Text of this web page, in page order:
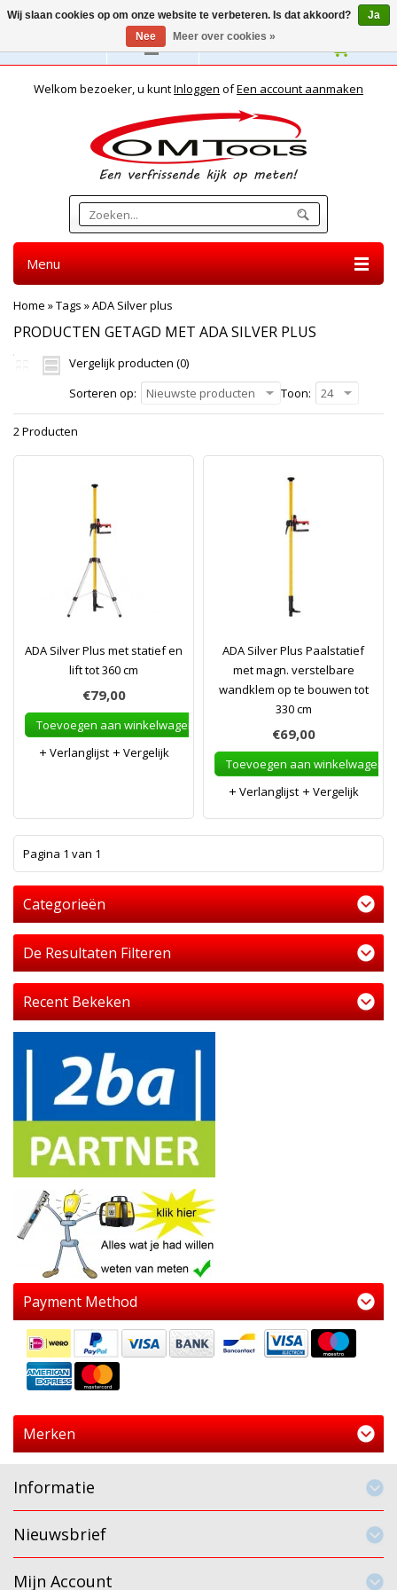
Nederlands
Welkom bezoeker, u kuntInloggen ofEen account aanmaken
Menu
Home »Tags »ADA Silver plus
PRODUCTEN GETAGD MET ADA SILVER PLUS
Vergelijk producten (0)
Sorteren op:
Nieuwste producten Toon: 24
2 Producten
ADA Silver Plus met statief en
lift tot 360 cm
€79,00
Toevoegen aan winkelwagen
Verlanglijst
Vergelijk
ADA Silver Plus Paalstatief
met magn. verstelbare
wandklem op te bouwen tot
330 cm
€69,00
Toevoegen aan winkelwagen
Verlanglijst
Vergelijk
Pagina 1 van 1
Categorieën
De Resultaten Filteren
Recent Bekeken
Payment Method
Merken
Informatie
Nieuwsbrief
Mijn Account
Wij slaan cookies op om onze website te verbeteren. Is dat akkoord?
Ja
Nee
Meer over cookies »